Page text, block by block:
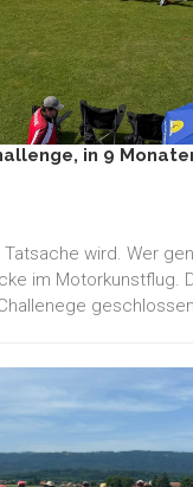
in 9
wird. Wer
im Motorkunstflug.